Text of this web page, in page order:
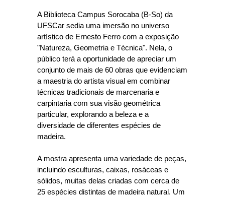
A Biblioteca Campus Sorocaba (B-So) da
UFSCar sedia uma imersão no universo
artístico de Ernesto Ferro com a exposição
"Natureza, Geometria e Técnica". Nela, o
público terá a oportunidade de apreciar um
conjunto de mais de 60 obras que evidenciam
a maestria do artista visual em combinar
técnicas tradicionais de marcenaria e
carpintaria com sua visão geométrica
particular, explorando a beleza e a
diversidade de diferentes espécies de
madeira.
A mostra apresenta uma variedade de peças,
incluindo esculturas, caixas, rosáceas e
sólidos, muitas delas criadas com cerca de
25 espécies distintas de madeira natural. Um